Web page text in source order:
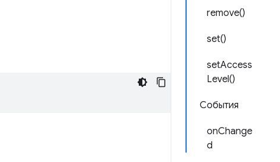
remove()
set()
setAccess
Level()
События
onChange
d